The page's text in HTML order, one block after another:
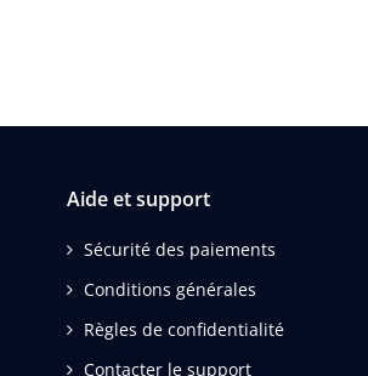
Aide et support
Sécurité des paiements
Conditions générales
Règles de confidentialité
Contacter le support